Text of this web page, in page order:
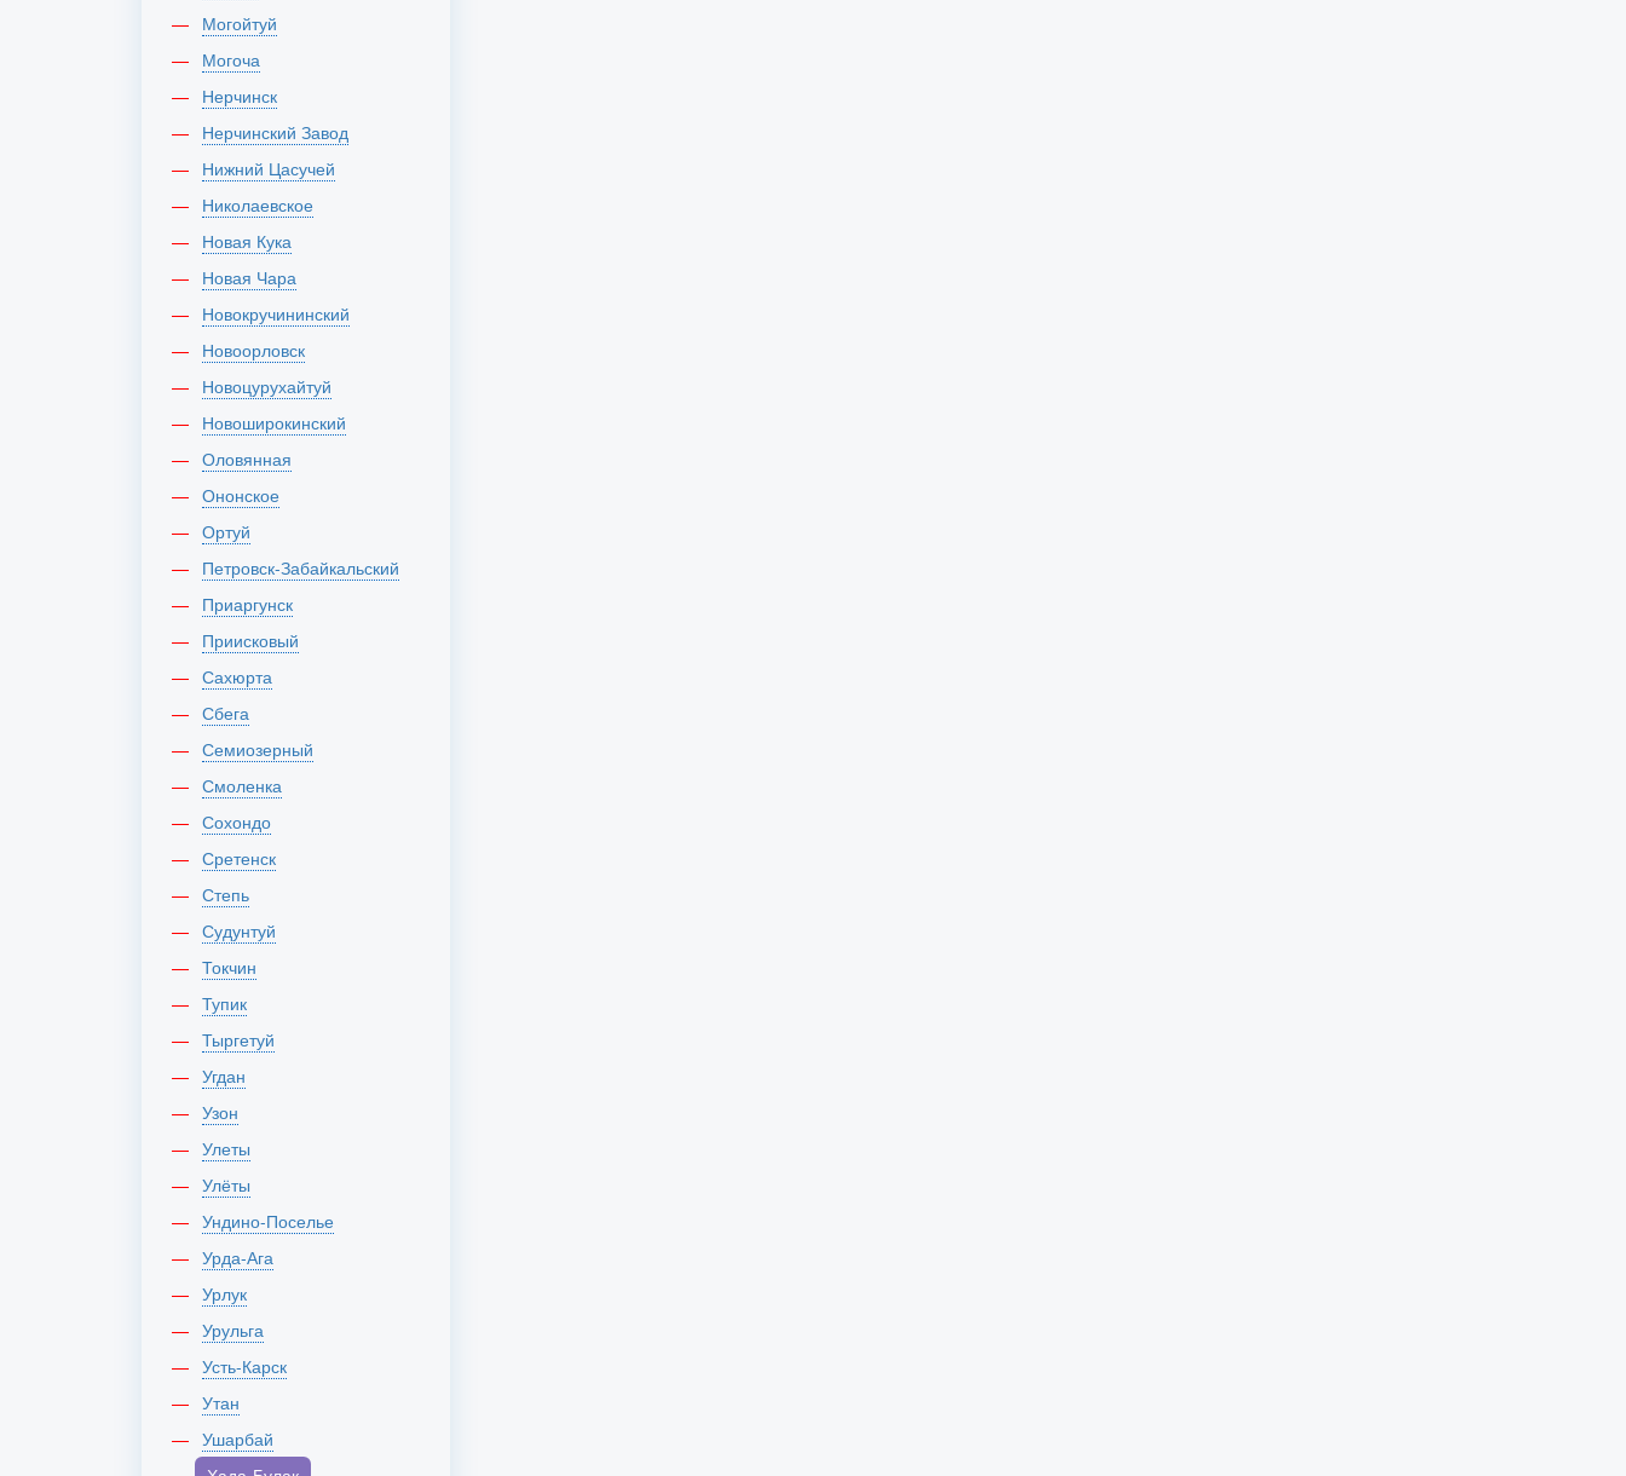
Могойтуй
Могоча
Нерчинск
Нерчинский Завод
Нижний Цасучей
Николаевское
Новая Кука
Новая Чара
Новокручининский
Новоорловск
Новоцурухайтуй
Новоширокинский
Оловянная
Ононское
Ортуй
Петровск-Забайкальский
Приаргунск
Приисковый
Сахюрта
Сбега
Семиозерный
Смоленка
Сохондо
Сретенск
Степь
Судунтуй
Токчин
Тупик
Тыргетуй
Угдан
Узон
Улеты
Улёты
Ундино-Поселье
Урда-Ага
Урлук
Урульга
Усть-Карск
Утан
Ушарбай